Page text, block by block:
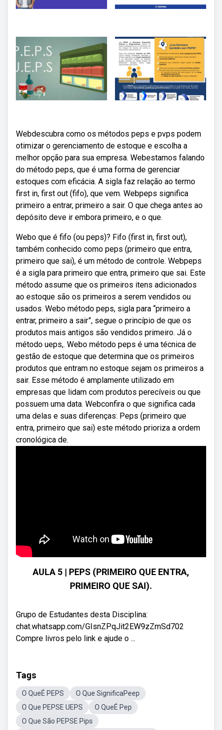
Webdescubra como os métodos peps e pvps podem
otimizar o gerenciamento de estoque e escolha a
melhor opção para sua empresa. Webestamos falando
do método peps, que é uma forma de gerenciar
estoques com eficácia. A sigla faz relação ao termo
first in, first out (fifo), que vem. Webpeps significa
primeiro a entrar, primeiro a sair. O que chega antes ao
depósito deve ir embora primeiro, e o que.
Webo que é fifo (ou peps)? Fifo (first in, first out),
também conhecido como peps (primeiro que entra,
primeiro que sai), é um método de controle. Webpeps
é a sigla para primeiro que entra, primeiro que sai. Este
método assume que os primeiros itens adicionados
ao estoque são os primeiros a serem vendidos ou
usados. Webo método peps, sigla para “primeiro a
entrar, primeiro a sair”, segue o princípio de que os
produtos mais antigos são vendidos primeiro. Já o
método ueps,. Webo método peps é uma técnica de
gestão de estoque que determina que os primeiros
produtos que entram no estoque sejam os primeiros a
sair. Esse método é amplamente utilizado em
empresas que lidam com produtos perecíveis ou que
possuem uma data. Webconfira o que significa cada
uma delas e suas diferenças: Peps (primeiro que
entra, primeiro que sai) este método prioriza a ordem
cronológica de.
AULA 5 | PEPS (PRIMEIRO QUE ENTRA,
PRIMEIRO QUE SAI).
Grupo de Estudantes desta Disciplina:
chat.whatsapp.com/GIsnZPqJit2EW9zZmSd702
Compre livros pelo link e ajude o ...
Tags
O QueÉ PEPS
O Que SignificaPeep
O Que PEPSE UEPS
O QueÉ Pep
O Que São PEPSE Pips